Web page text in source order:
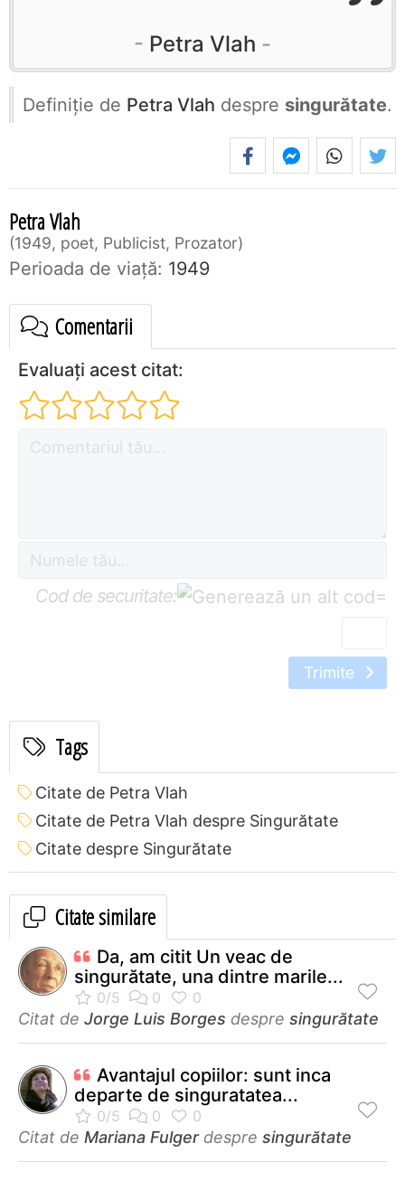
Petra Vlah
Definiţie de Petra Vlah despre singurătate.
Petra Vlah
1949, poet, Publicist, Prozator
Perioada de viaţă: 1949
Comentarii
Evaluați acest citat:
Cod de securitate: =
Trimite
Tags
Citate de Petra Vlah
Citate de Petra Vlah despre Singurătate
Citate despre Singurătate
Citate similare
Da, am citit Un veac de
singurătate, una dintre marile...
Citat de Jorge Luis Borges despre singurătate
Avantajul copiilor: sunt inca
departe de singuratatea...
Citat de Mariana Fulgerdespre singurătate